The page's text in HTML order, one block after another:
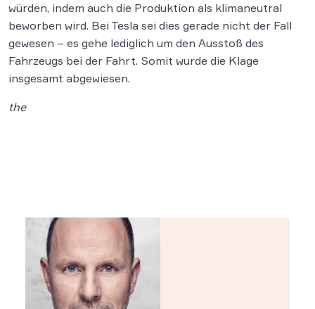
würden, indem auch die Produktion als klimaneutral
beworben wird. Bei Tesla sei dies gerade nicht der Fall
gewesen – es gehe lediglich um den Ausstoß des
Fahrzeugs bei der Fahrt. Somit wurde die Klage
insgesamt abgewiesen.
the